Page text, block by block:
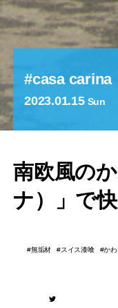
casa carina
2023.01.15 Sun
南欧風の
ナ）」で
無垢材 スイス漆喰 か